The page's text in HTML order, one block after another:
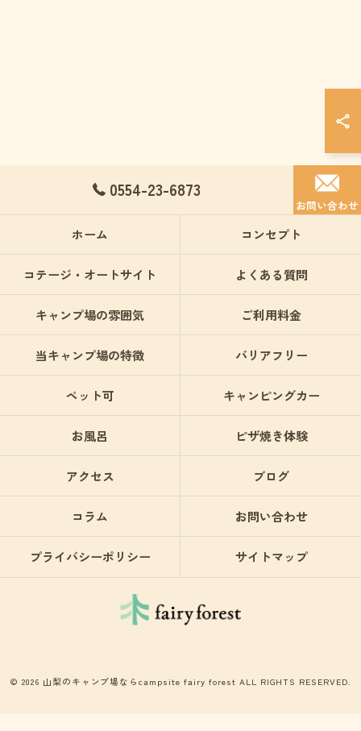
0554-23-6873
お問い合わせ
ホーム コンセプト
コテージ・オートサイト よくある質問
キャンプ場の雰囲気 ご利用料金
当キャンプ場の特徴 バリアフリー
ペット可 キャンピングカー
お風呂 ピザ焼き体験
アクセス ブログ
コラム お問い合わせ
プライバシーポリシー サイトマップ
© 2026 山梨のキャンプ場ならcampsite fairy forest ALL RIGHTS RESERVED.